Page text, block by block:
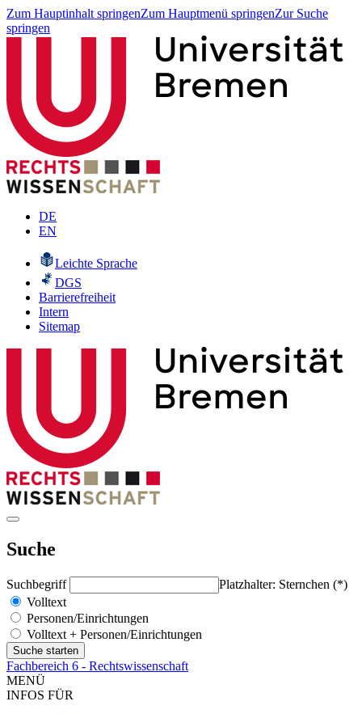
Zum Hauptinhalt springenZum Hauptmenü springenZur Suche
springen
DE
EN
Leichte Sprache
DGS
Barrierefreiheit
Intern
Sitemap
Suche
Suchbegriff
Platzhalter: Sternchen (*)
Volltext
Personen/Einrichtungen
Volltext + Personen/Einrichtungen
Fachbereich 6 - Rechtswissenschaft
MENÜ
INFOS FÜR